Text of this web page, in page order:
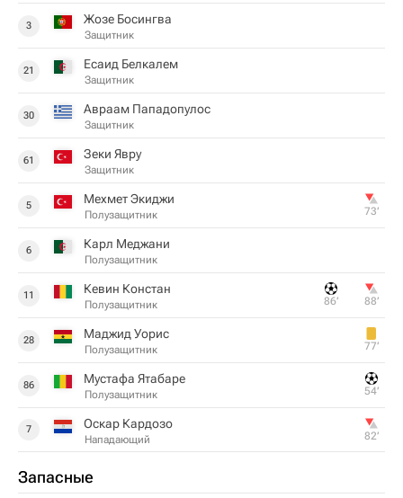
3 Жозе Босингва
Защитник
21 Есаид Белкалем
Защитник
30 Авраам Пападопулос
Защитник
61 Зеки Явру
Защитник
5 Мехмет Экиджи
Полузащитник 73‎’‎
6 Карл Меджани
Полузащитник
11 Кевин Констан
Полузащитник 86‎’‎ 88‎’‎
28 Маджид Уорис
Полузащитник 77‎’‎
86 Мустафа Ятабаре
Полузащитник 54‎’‎
7 Оскар Кардозо
Нападающий 82‎’‎
Запасные